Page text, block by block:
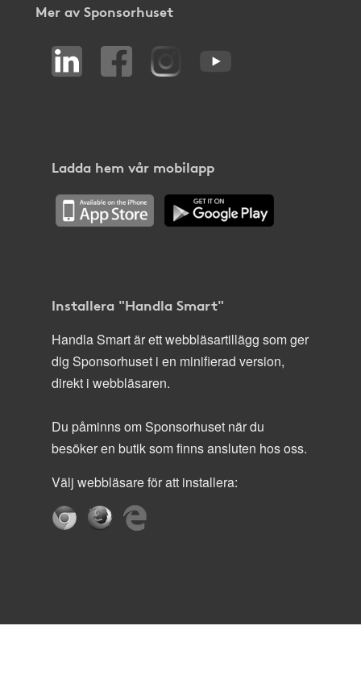
Mer av Sponsorhuset
Ladda hem vår mobilapp
Installera "Handla Smart"
Handla Smart är ett webbläsartillägg som ger
dig Sponsorhuset i en minifierad version,
direkt i webbläsaren.
Du påminns om Sponsorhuset när du
besöker en butik som finns ansluten hos oss.
Välj webbläsare för att installera: